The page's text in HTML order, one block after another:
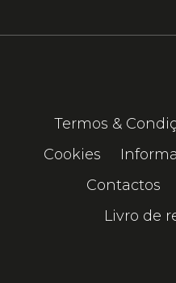
Termos &
Cookies
Contactos
Livro de